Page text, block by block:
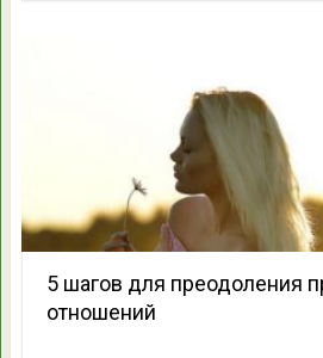
5 шагов для преодоления
отношений